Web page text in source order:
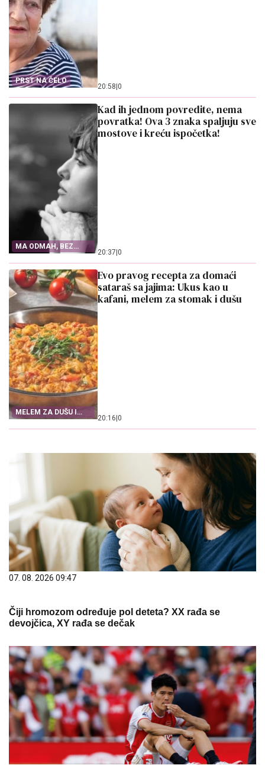
PRST NA ČELO
20:58 0
MA ODMAH, BEZ
ČEKANJA!
Kad ih jednom povredite, nema
povratka! Ova 3 znaka spaljuju sve
mostove i kreću ispočetka!
20:37 0
MELEM ZA DUŠU I
STOMAK
Evo pravog recepta za domaći
sataraš sa jajima: Ukus kao u
kafani, melem za stomak i dušu
20:16 0
07. 08. 2026 09:47
Čiji hromozom određuje pol deteta? XX rađa se
devojčica, XY rađa se dečak